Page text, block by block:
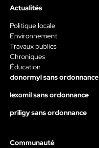
Actualités
Politique locale
Environnement
Travaux publics
Chroniques
Éducation
donormyl sans ordonnance
lexomil sans ordonnance
priligy sans ordonnance
Communauté